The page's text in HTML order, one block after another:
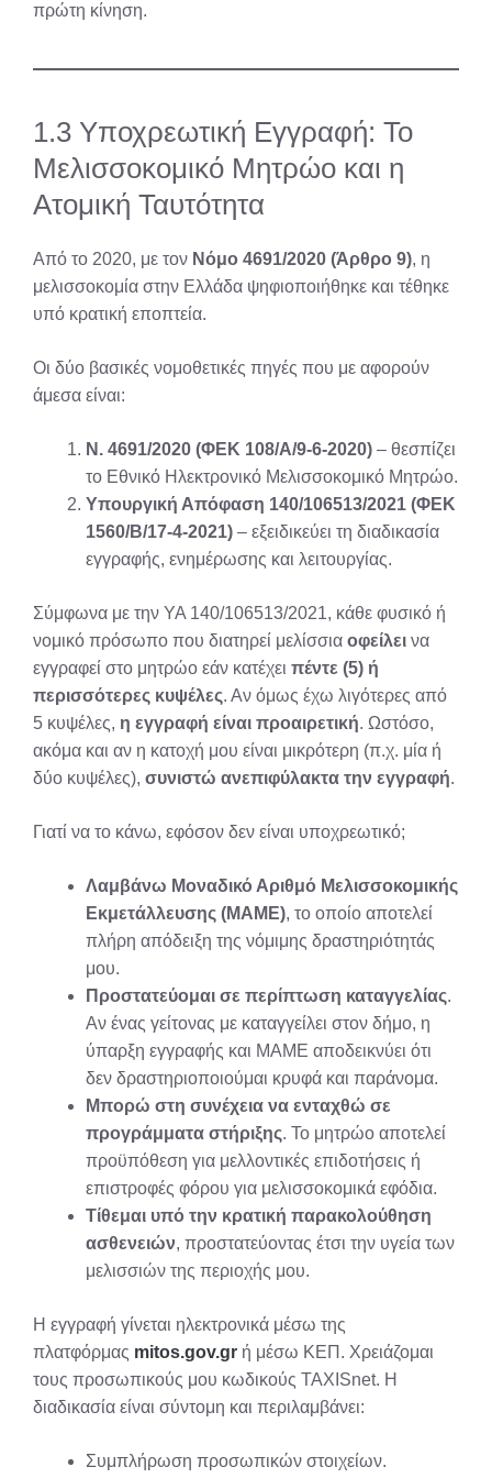
πρώτη κίνηση.
1.3 Υποχρεωτική Εγγραφή: Το
Μελισσοκομικό Μητρώο και η
Ατομική Ταυτότητα
Από το 2020, με τον Νόμο 4691/2020 (Άρθρο 9), η
μελισσοκομία στην Ελλάδα ψηφιοποιήθηκε και τέθηκε
υπό κρατική εποπτεία.
Οι δύο βασικές νομοθετικές πηγές που με αφορούν
άμεσα είναι:
Ν. 4691/2020 (ΦΕΚ 108/Α/9-6-2020) – θεσπίζει
το Εθνικό Ηλεκτρονικό Μελισσοκομικό Μητρώο.
Υπουργική Απόφαση 140/106513/2021 (ΦΕΚ
1560/Β/17-4-2021) – εξειδικεύει τη διαδικασία
εγγραφής, ενημέρωσης και λειτουργίας.
Σύμφωνα με την ΥΑ 140/106513/2021, κάθε φυσικό ή
νομικό πρόσωπο που διατηρεί μελίσσια οφείλει να
εγγραφεί στο μητρώο εάν κατέχει πέντε (5) ή
περισσότερες κυψέλες. Αν όμως έχω λιγότερες από
5 κυψέλες, η εγγραφή είναι προαιρετική. Ωστόσο,
ακόμα και αν η κατοχή μου είναι μικρότερη (π.χ. μία ή
δύο κυψέλες), συνιστώ ανεπιφύλακτα την εγγραφή.
Γιατί να το κάνω, εφόσον δεν είναι υποχρεωτικό;
Λαμβάνω Μοναδικό Αριθμό Μελισσοκομικής
Εκμετάλλευσης (ΜΑΜΕ), το οποίο αποτελεί
πλήρη απόδειξη της νόμιμης δραστηριότητάς
μου.
Προστατεύομαι σε περίπτωση καταγγελίας.
Αν ένας γείτονας με καταγγείλει στον δήμο, η
ύπαρξη εγγραφής και ΜΑΜΕ αποδεικνύει ότι
δεν δραστηριοποιούμαι κρυφά και παράνομα.
Μπορώ στη συνέχεια να ενταχθώ σε
προγράμματα στήριξης. Το μητρώο αποτελεί
προϋπόθεση για μελλοντικές επιδοτήσεις ή
επιστροφές φόρου για μελισσοκομικά εφόδια.
Τίθεμαι υπό την κρατική παρακολούθηση
ασθενειών, προστατεύοντας έτσι την υγεία των
μελισσιών της περιοχής μου.
Η εγγραφή γίνεται ηλεκτρονικά μέσω της
πλατφόρμας mitos.gov.gr ή μέσω ΚΕΠ. Χρειάζομαι
τους προσωπικούς μου κωδικούς TAXISnet. Η
διαδικασία είναι σύντομη και περιλαμβάνει:
Συμπλήρωση προσωπικών στοιχείων.